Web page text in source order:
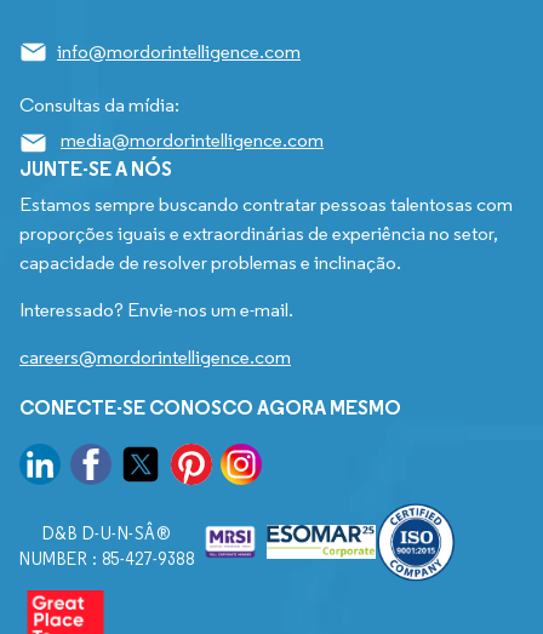
info@mordorintelligence.com
Consultas da mídia:
media@mordorintelligence.com
JUNTE-SE A NÓS
Estamos sempre buscando contratar pessoas talentosas com
proporções iguais e extraordinárias de experiência no setor,
capacidade de resolver problemas e inclinação.
Interessado? Envie-nos um e-mail.
careers@mordorintelligence.com
CONECTE-SE CONOSCO AGORA MESMO
D&B D-U-N-SÂ®
NUMBER : 85-427-9388